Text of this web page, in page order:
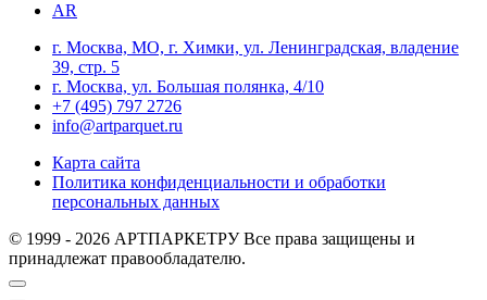
AR
г. Москва, МО, г. Химки, ул. Ленинградская, владение
39, стр. 5
г. Москва, ул. Большая полянка, 4/10
+7 (495) 797 2726
info@artparquet.ru
Карта сайта
Политика конфиденциальности и обработки
персональных данных
© 1999 - 2026 АРТПАРКЕТРУ Все права защищены и
принадлежат правообладателю.